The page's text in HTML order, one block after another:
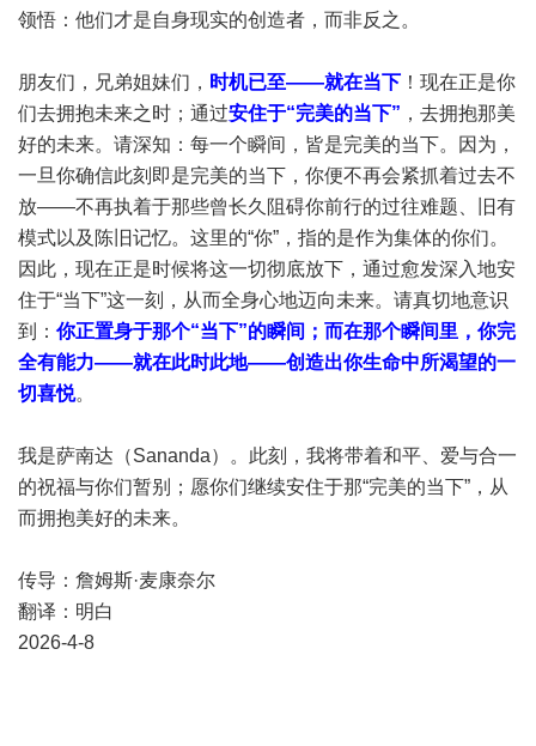
领悟：他们才是自身现实的创造者，而非反之。
朋友们，兄弟姐妹们， 时机已至——就在当下 ！现在正是你
们去拥抱未来之时；通过安住于“完美的当下” ，去拥抱那美
好的未来。请深知：每一个瞬间，皆是完美的当下。因为，
一旦你确信此刻即是完美的当下，你便不再会紧抓着过去不
放——不再执着于那些曾长久阻碍你前行的过往难题、旧有
模式以及陈旧记忆。这里的“你”，指的是作为集体的你们。
因此，现在正是时候将这一切彻底放下，通过愈发深入地安
住于“当下”这一刻，从而全身心地迈向未来。请真切地意识
到： 你正置身于那个“当下”的瞬间；而在那个瞬间里，你完
全有能力——就在此时此地——创造出你生命中所渴望的一
切喜悦。
我是萨南达（Sananda）。此刻，我将带着和平、爱与合一
的祝福与你们暂别；愿你们继续安住于那“完美的当下”，从
而拥抱美好的未来。
传导：詹姆斯·麦康奈尔
翻译：明白
2026-4-8